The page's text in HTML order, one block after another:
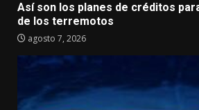
Así son los planes de créditos
de los terremotos
agosto 7, 2026